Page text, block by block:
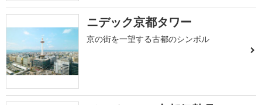
ニデック京都タワー
京の街を一望する古都のシンボル